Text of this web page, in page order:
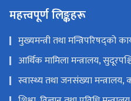
महत्त्वपूर्ण लिङ्कहरू
मुख्यमन्त्री तथा मन्त्रिपरिषद्को
आर्थिक मामिला मन्त्रालय,
स्वास्थ्य तथा जनसंख्या मन्त्रालय,